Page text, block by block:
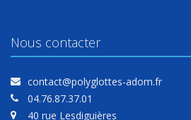
Nous contacter
contact@polyglottes-adom.fr
04.76.87.37.01
40 rue Lesdiguières